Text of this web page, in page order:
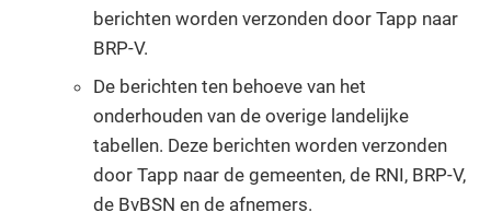
berichten worden verzonden door Tapp naar
BRP-V.
De berichten ten behoeve van het
onderhouden van de overige landelijke
tabellen. Deze berichten worden verzonden
door Tapp naar de gemeenten, de RNI, BRP-V,
de BvBSN en de afnemers.